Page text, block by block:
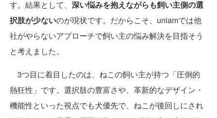
す。結果として、 深い悩みを抱えながらも飼い主側の選
択肢が少ないのが現状です。だからこそ、uniamでは他
社がやらないアプローチで飼い主の悩み解決を目指そう
と考えました。
3つ目に着目したのは、ねこの飼い主が持つ「圧倒的
熱狂性」です。選択肢の豊富さや、革新的なデザイン・
機能性といった視点でも犬優先で、ねこが後回しにされ